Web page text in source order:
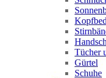
Tücher
Gürtel
Schuhe